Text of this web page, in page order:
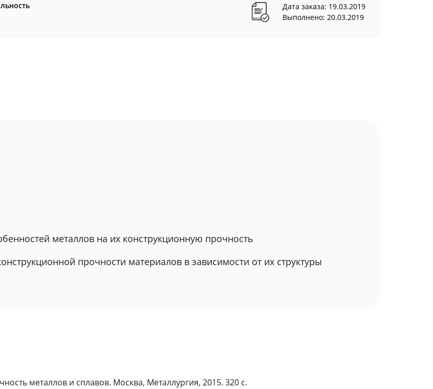
Дата заказа: 19.03.2019
Выполнено: 20.03.2019
металлов на их конструкционную прочность
прочности материалов в зависимости от их структуры
металлов и сплавов. Москва, Металлургия, 2015. 320 с.